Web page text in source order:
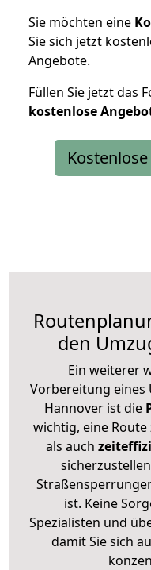
Sie möchten eine
Sie sich jetzt
Angebote.
Füllen Sie jetzt das
kostenlose
den
Ein weiterer
Vorbereitung eines
Hannover ist die
wichtig, eine
als auch
ist. Keine
Spezialisten und
damit Sie sich